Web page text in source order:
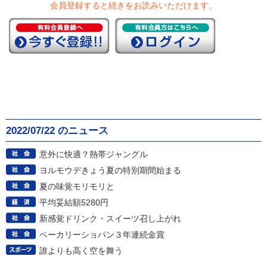
会員登録すると続きをお読みいただけます。
2022/07/22 のニュース
意外に快適？熱帯ジャングル
ヨルモウデきょう夏の特別期間始まる
夏の味覚モリモリと
平均妥結額5280円
新感覚ドリンク・スイーツ召し上がれ
ベーカリーショパン３年連続金賞
誰よりも高く空を舞う